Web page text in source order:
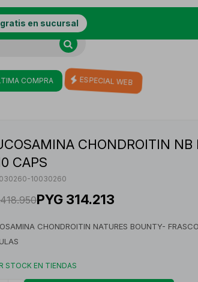
en sucursal
COMPRA ESPECIAL WEB
CHONDROITIN NB
CAPS
10030260
418.950PYG 314.213
CHONDROITIN NATURES BOUNTY-
STOCK EN TIENDAS